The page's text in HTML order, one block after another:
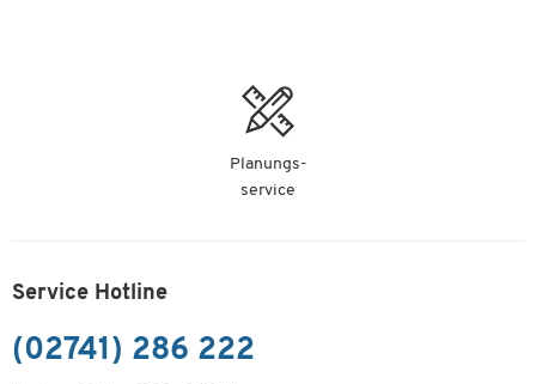
Planungs-
service
Service Hotline
(02741) 286 222